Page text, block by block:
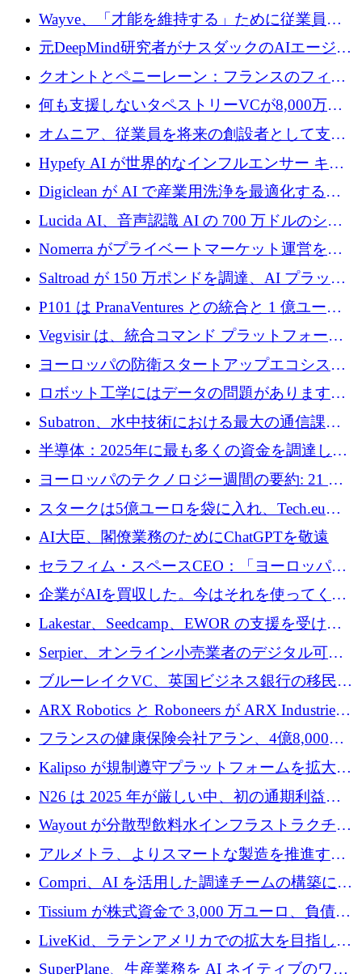
るためにCommon Pathを開始
Wayve、「才能を維持する」ために従業員に
8,500万ドルの株式公開買い付けを実施
元DeepMind研究者がナスダックのAIエージェ
ントを拡張するためにCreandumの資金調達で
記録を獲得
クオントとペニーレーン：フランスのフィン
テックの友人と敵
何も支援しないタペストリーVCが8,000万ド
ルの資金を調達、ロンドン事務所を開設
オムニア、従業員を将来の創設者として支援
するために Firedrop でファンドを立ち上げる
Hypefy AI が世界的なインフルエンサー キャ
ンペーンを自動化するためにシリーズ A で
720 万ドルを調達
Digiclean が AI で産業用洗浄を最適化するた
めに 250 万ユーロを調達
Lucida AI、音声認識 AI の 700 万ドルのシー
ドラウンドを終了
Nomerra がプライベートマーケット運営を自
動化するために 200 万ドルを調達
Saltroad が 150 万ポンドを調達、AI プラット
フォーム Ogma を買収して子ども向け言語療
法を拡大
P101 は PranaVentures との統合と 1 億ユーロ
のファンドによりシード投資に拡大
Vegvisir は、統合コマンド プラットフォーム
を通じて関連する無人システムを接続するた
めの資金を調達します
ヨーロッパの防衛スタートアップエコシステ
ムとなったハッカソン
ロボット工学にはデータの問題があります。
Macrodata Labs はそれを解決したいと考えて
Subatron、水中技術における最大の通信課題
の 1 つに取り組むために 16 万 2,000 ユーロを
半導体：2025年に最も多くの資金を調達した
10社
ヨーロッパのテクノロジー週間の要約: 21 億
ユーロの取引と Tech.eu Funding Explorer
スタークは5億ユーロを袋に入れ、Tech.eu
Funding Explorerの立ち上げ、そしてルクセン
ブルクの大きな野望
AI大臣、閣僚業務のためにChatGPTを敬遠
セラフィム・スペースCEO：「ヨーロッパは
追いつきつつある」
企業がAIを買収した。今はそれを使ってくれ
る人々が必要です
Lakestar、Seedcamp、EWOR の支援を受け、
SE3 が自律システム用の空間 AI プラットフォ
ームを発表
Serpier、オンライン小売業者のデジタル可視
性向上を支援するために 140 万ユーロを調達
ブルーレイクVC、英国ビジネス銀行の移民主
導スタートアップ支援で初のファンド獲得に
ARX Robotics と Roboneers が ARX Industries
を設立し、無人地上車両の生産を拡大
フランスの健康保険会社アラン、4億8,000万
ユーロの資金調達ラウンドで合意
Kalipso が規制遵守プラットフォームを拡大す
るために 320 万ドルを調達
N26 は 2025 年が厳しい中、初の通期利益を
達成
Wayout が分散型飲料水インフラストラクチャ
プラットフォームを拡張するために 242 万ユ
ーロを調達
アルメトラ、よりスマートな製造を推進する
ためにシリーズ A で 1,630 万ユーロを確保
Compri、AI を活用した調達チームの構築に
320 万ユーロを確保
Tissium が株式資金で 3,000 万ユーロ、負債で
3,000 万ユーロを調達
LiveKid、ラテンアメリカでの拡大を目指して
Aldea を買収
SuperPlane、生産業務を AI ネイティブのワー